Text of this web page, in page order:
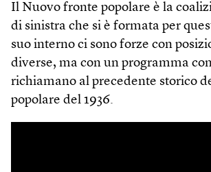
Il Nuovo fronte popolare è la
di sinistra che si è formata per
suo interno ci sono forze con
diverse, ma con un programma
richiamano al precedente storico
popolare del 1936.